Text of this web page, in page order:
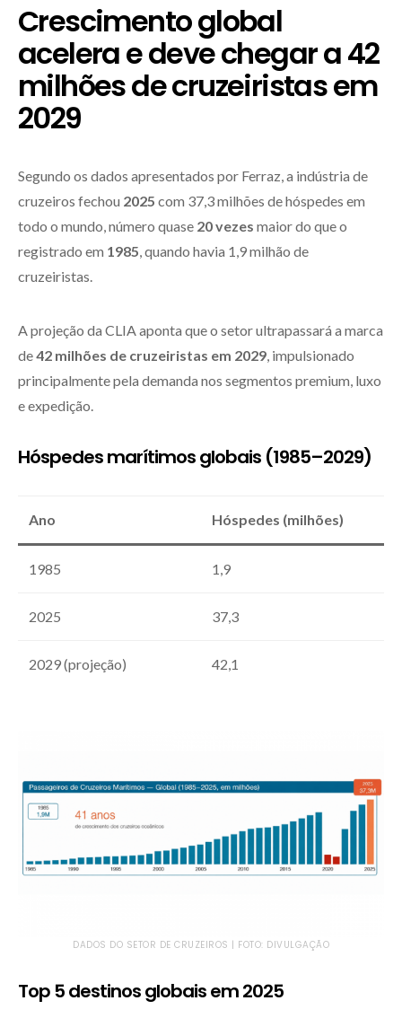
Crescimento global
acelera e deve chegar a 42
milhões de cruzeiristas em
2029
Segundo os dados apresentados por Ferraz, a indústria de
cruzeiros fechou 2025 com 37,3 milhões de hóspedes em
todo o mundo, número quase 20 vezes maior do que o
registrado em 1985, quando havia 1,9 milhão de
cruzeiristas.
A projeção da CLIA aponta que o setor ultrapassará a marca
de42 milhões de cruzeiristas em 2029, impulsionado
principalmente pela demanda nos segmentos premium, luxo
e expedição.
Hóspedes marítimos globais (1985–2029)
Ano Hóspedes (milhões)
1985 1,9
2025 37,3
2029 (projeção) 42,1
DADOS DO SETOR DE CRUZEIROS | FOTO: DIVULGAÇÃO
Top 5 destinos globais em 2025